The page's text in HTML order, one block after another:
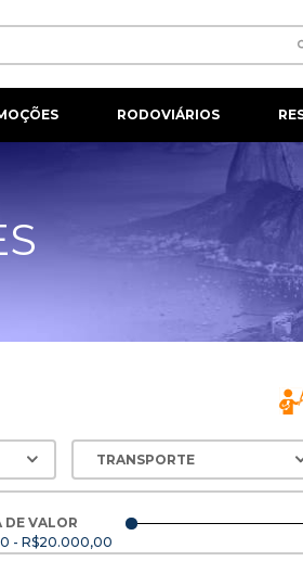
RODOVIÁRIOS
DE VALOR
- R$20.000,00